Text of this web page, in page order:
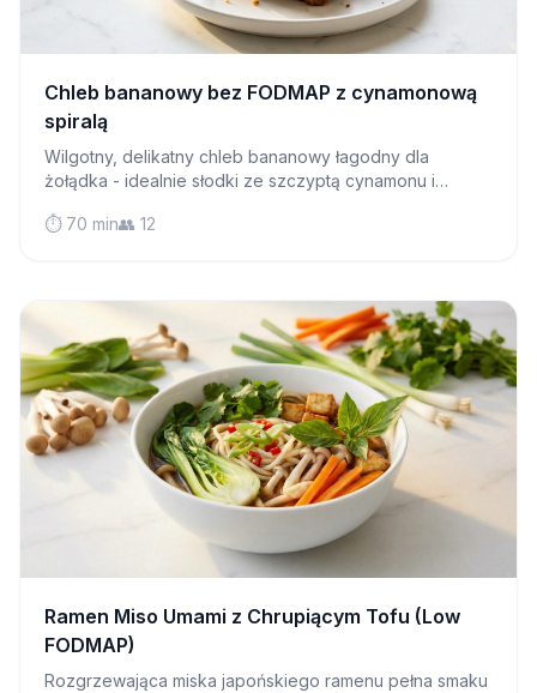
Chleb bananowy bez FODMAP z cynamonową
spiralą
Wilgotny, delikatny chleb bananowy łagodny dla
żołądka - idealnie słodki ze szczyptą cynamonu i
bez obaw.
⏱️ 70 min👥 12
Ramen Miso Umami z Chrupiącym Tofu (Low
FODMAP)
Rozgrzewająca miska japońskiego ramenu pełna smaku